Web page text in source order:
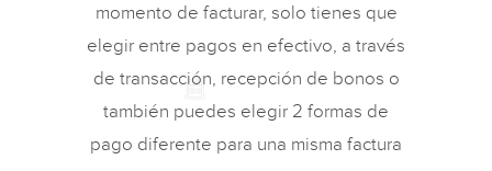
momento de facturar, solo tienes que
elegir entre pagos en efectivo, a través
de transacción, recepción de bonos o
también puedes elegir 2 formas de
pago diferente para una misma factura